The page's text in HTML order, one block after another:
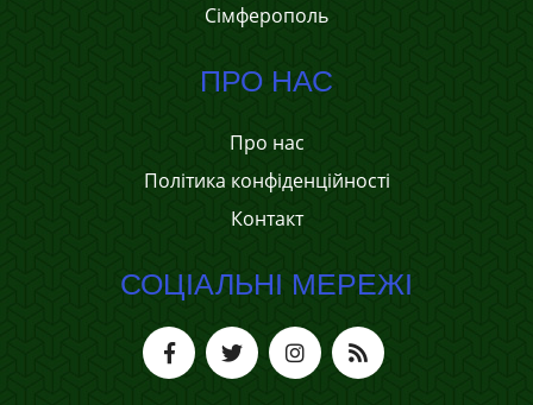
Сімферополь
ПРО НАС
Про нас
Політика конфіденційності
Контакт
СОЦІАЛЬНІ МЕРЕЖІ